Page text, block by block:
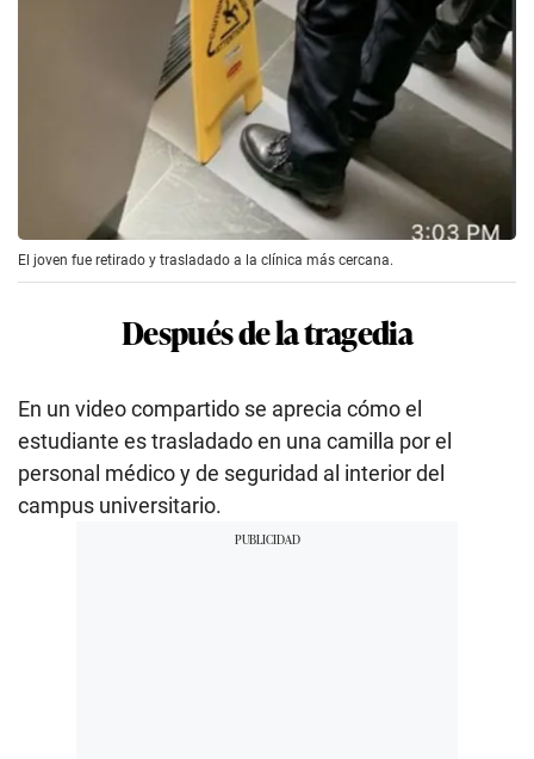
El joven fue retirado y trasladado a la clínica más cercana.
Después de la tragedia
En un video compartido se aprecia cómo el
estudiante es trasladado en una camilla por el
personal médico y de seguridad al interior del
campus universitario.